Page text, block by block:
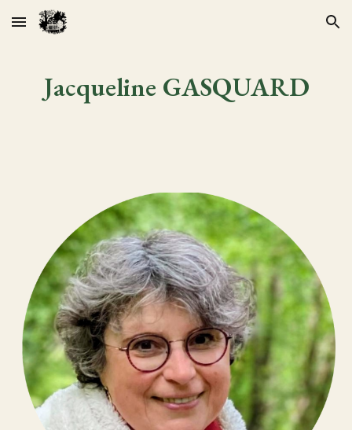
Skip to main content Skip to navigation
Jacqueline GASQUARD